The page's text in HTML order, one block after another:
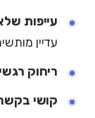
עייפות
עדיין
ריחוק רגשי
קושי